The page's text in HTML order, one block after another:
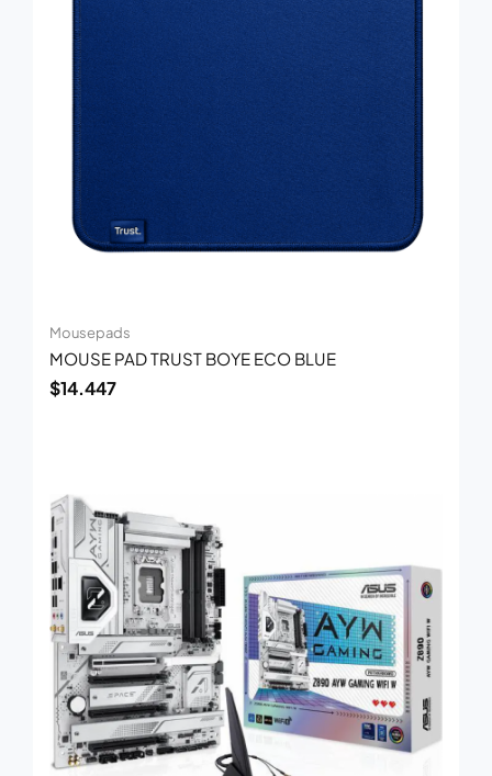
Mousepads
MOUSE PAD TRUST BOYE ECO BLUE
$14.447